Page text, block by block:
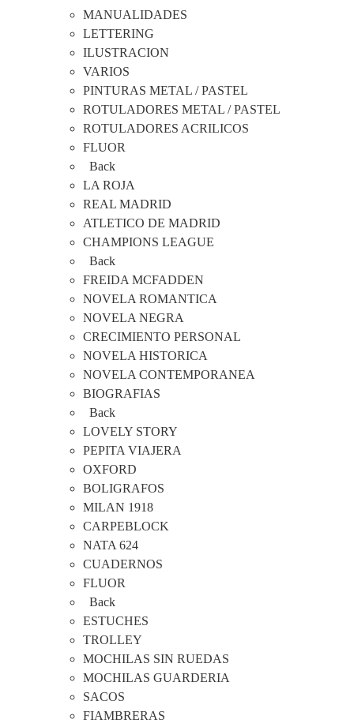
MANUALIDADES
LETTERING
ILUSTRACION
VARIOS
PINTURAS METAL / PASTEL
ROTULADORES METAL / PASTEL
ROTULADORES ACRILICOS
FLUOR
Back
LA ROJA
REAL MADRID
ATLETICO DE MADRID
CHAMPIONS LEAGUE
Back
FREIDA MCFADDEN
NOVELA ROMANTICA
NOVELA NEGRA
CRECIMIENTO PERSONAL
NOVELA HISTORICA
NOVELA CONTEMPORANEA
BIOGRAFIAS
Back
LOVELY STORY
PEPITA VIAJERA
OXFORD
BOLIGRAFOS
MILAN 1918
CARPEBLOCK
NATA 624
CUADERNOS
FLUOR
Back
ESTUCHES
TROLLEY
MOCHILAS SIN RUEDAS
MOCHILAS GUARDERIA
SACOS
FIAMBRERAS